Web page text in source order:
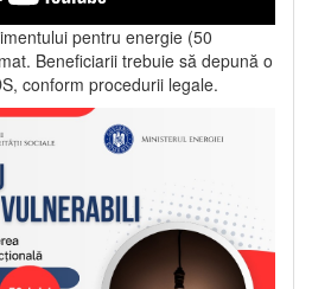
pentru energie (50
Beneficiarii trebuie să depună o
conform procedurii legale.